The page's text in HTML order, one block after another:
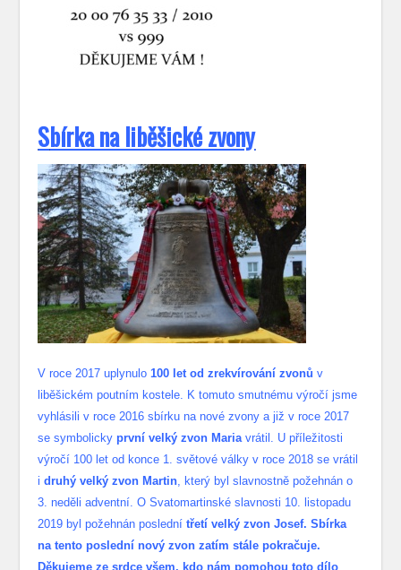
Sbírka na liběšické zvony
V roce 2017 uplynulo100 let od zrekvírování zvonů v
liběšickém poutním kostele. K tomuto smutnému výročí jsme
vyhlásili v roce 2016 sbírku na nové zvony a již v roce 2017
se symbolickyprvní velký zvon Mariavrátil. U příležitosti
výročí 100 let od konce 1. světové války v roce 2018 se vrátil
idruhý velký zvon Martin, který byl slavnostně požehnán o
3. neděli adventní. O Svatomartinské slavnosti 10. listopadu
2019 byl požehnán poslednítřetí velký zvon Josef. Sbírka
na tento poslední nový zvon zatím stále pokračuje.
Děkujeme ze srdce všem, kdo nám pomohou toto dílo